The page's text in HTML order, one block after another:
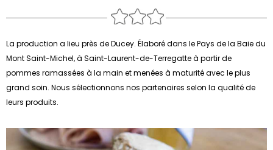
La production a lieu près de Ducey. Élaboré dans le Pays de la Baie du
Mont Saint-Michel, à Saint-Laurent-de-Terregatte à partir de
pommes ramassées à la main et menées à maturité avec le plus
grand soin. Nous sélectionnons nos partenaires selon la qualité de
leurs produits.